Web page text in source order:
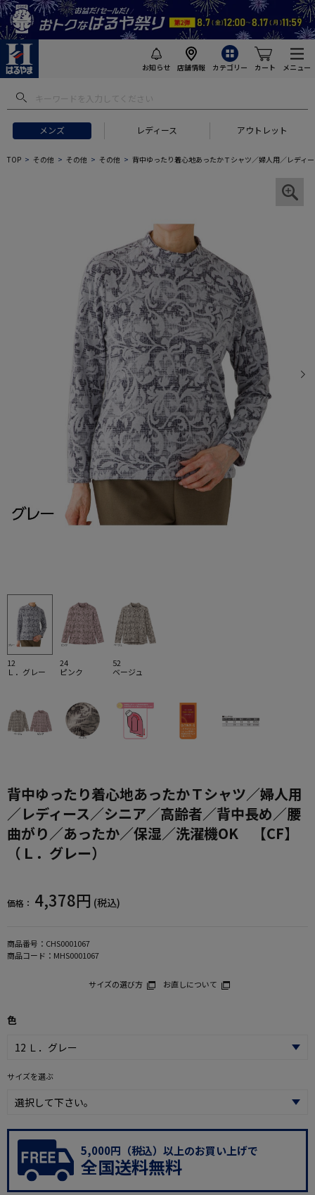
お知らせ 店舗情報 カテゴリー カート メニュー
メンズ レディース アウトレット
TOP その他 その他 その他 背中ゆったり着心地あったかＴシャツ／婦人用／レデ
12
Ｌ．グレー
24
ピンク
52
ベージュ
背中ゆったり着心地あったかＴシャツ／婦人用
／レディース／シニア／高齢者／背中長め／腰
曲がり／あったか／保湿／洗濯機OK 【CF】
（Ｌ．グレー）
価格： 4,378円 (税込)
商品番号： CHS0001067
商品コード： MHS0001067
サイズの選び方 お直しについて
色
サイズを選ぶ
5,000円（税込）以上のお買い上げで
全国送料無料